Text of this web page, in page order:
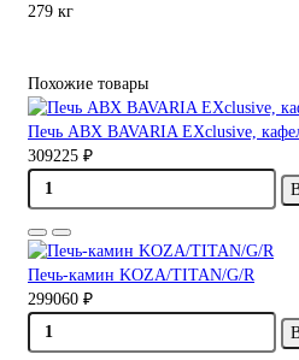
279 кг
Похожие товары
Печь ABX BAVARIA EXclusive,
309225 ₽
Печь-камин KOZA/TITAN/G/R
299060 ₽